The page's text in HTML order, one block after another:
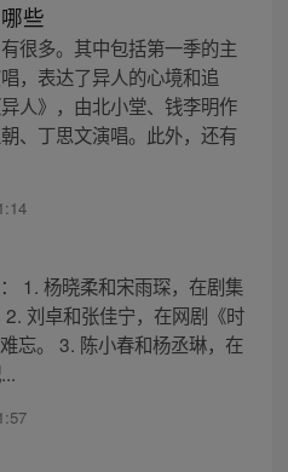
些
很多。其中包括第一季的主
，表达了异人的心境和追
人》，由北小堂、钱李明作
、丁思文演唱。此外，还有
1. 杨晓柔和宋雨琛，在剧集
2. 刘卓和张佳宁，在网剧《时
忘。 3. 陈小春和杨丞琳，在